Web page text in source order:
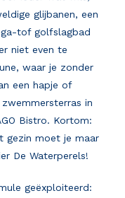
glijbanen, een
tof golfslagbad
niet even te
waar je zonder
een hapje of
in
Bistro. Kortom:
gezin moet je maar
De Waterperels!
geëxploiteerd: